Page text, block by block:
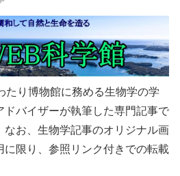
たり博物館に務める生物学の学
ドバイザーが執筆した専門記事で
なお、生物学記事のオリジナル画
限り、参照リンク付きでの転載